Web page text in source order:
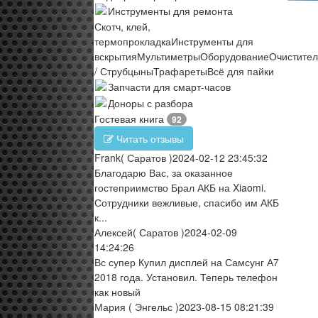
Инструменты для ремонта
Скотч, клей,
термопрокладкаИнструменты для
вскрытияМультиметрыОборудование
/ СтрубцыныТрафаретыВсё для пайки
Запчасти для смарт-часов
Доноры с разбора
Гостевая книга
92
Читать отзывы
Frank( Саратов )2024-02-12 23:45:32
Благодарю Вас, за оказанное
гостеприимство Брал АКБ на Xiaomi.
Сотрудники вежливые, спасибо им АКБ
к...
Алексей( Саратов )2024-02-09
14:24:26
Вс супер Купил дисплей на Самсунг А7
2018 года. Установил. Теперь телефон
как новый
Мария ( Энгельс )2023-08-15 08:21:39